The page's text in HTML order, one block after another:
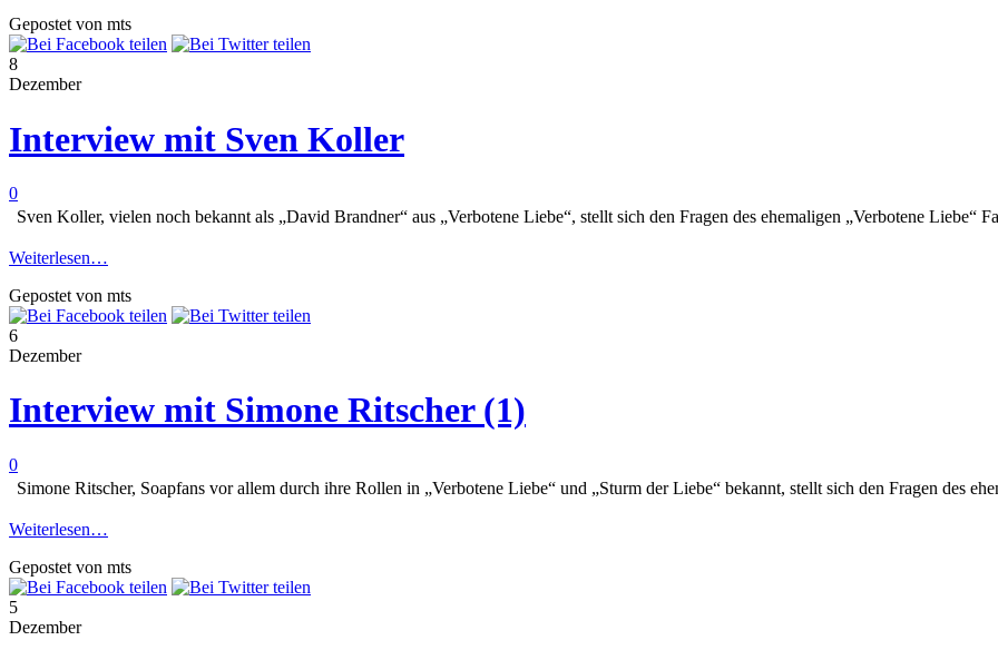
Gepostet von mts
8
Dezember
Interview mit Sven Koller
0
Sven Koller, vielen noch bekannt als „David Brandner“ aus „Verbotene Liebe“, stellt sich den Fragen des ehemaligen „Verbotene Liebe“
Weiterlesen…
Gepostet von mts
6
Dezember
Interview mit Simone Ritscher (1)
0
Simone Ritscher, Soapfans vor allem durch ihre Rollen in „Verbotene Liebe“ und „Sturm der Liebe“ bekannt, stellt sich den Fragen des
Weiterlesen…
Gepostet von mts
5
Dezember